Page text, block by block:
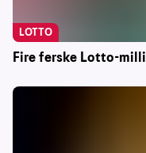
Fire ferske Lotto-
LOTTO